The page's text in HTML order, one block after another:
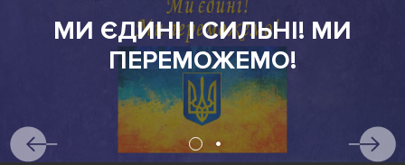
МИ ЄДИНІ І СИЛЬНІ! МИ
ПЕРЕМОЖЕМО!